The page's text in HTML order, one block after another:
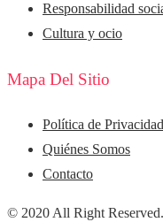
Responsabilidad
Cultura y ocio
Mapa Del Sitio
Política de Privacidad
Quiénes Somos
Contacto
© 2020 All Right Reserved.